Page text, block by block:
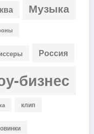
Музыка
Россия
бизнес
клип